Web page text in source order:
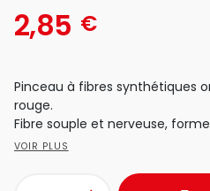
2,85 €
Pinceau à fibres synthétiques
rouge.
Fibre souple et nerveuse,
VOIR PLUS